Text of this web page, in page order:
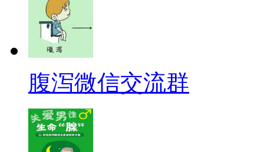
腹泻微信交流群